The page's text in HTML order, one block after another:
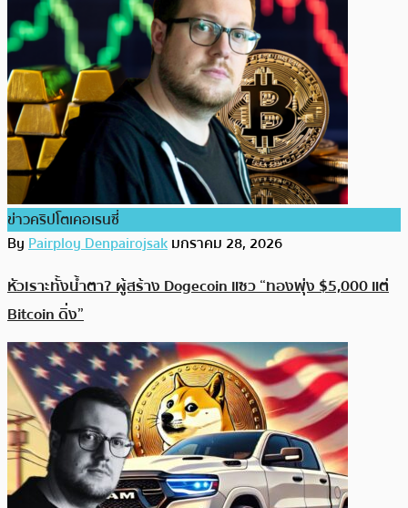
ข่าวคริปโตเคอเรนซี่
ByPairploy Denpairojsakมกราคม 28, 2026
หัวเราะทั้งน้ำตา? ผู้สร้าง Dogecoin แซว “ทองพุ่ง $5,000 แต่
Bitcoin ดิ่ง”